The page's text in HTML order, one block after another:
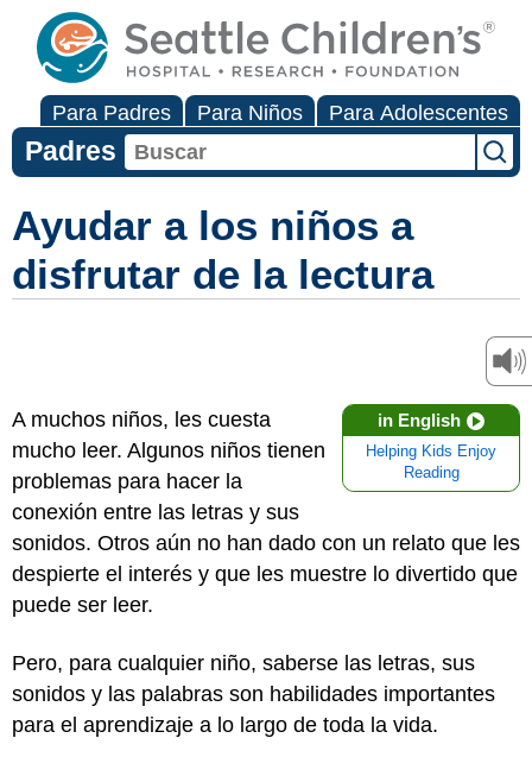
Para Padres Para Niños Para Adolescentes
Padres
Ayudar a los niños a
disfrutar de la lectura
in English
Helping Kids Enjoy
Reading
A muchos niños, les cuesta
mucho leer. Algunos niños tienen
problemas para hacer la
conexión entre las letras y sus
sonidos. Otros aún no han dado con un relato que les
despierte el interés y que les muestre lo divertido que
puede ser leer.
Pero, para cualquier niño, saberse las letras, sus
sonidos y las palabras son habilidades importantes
para el aprendizaje a lo largo de toda la vida.